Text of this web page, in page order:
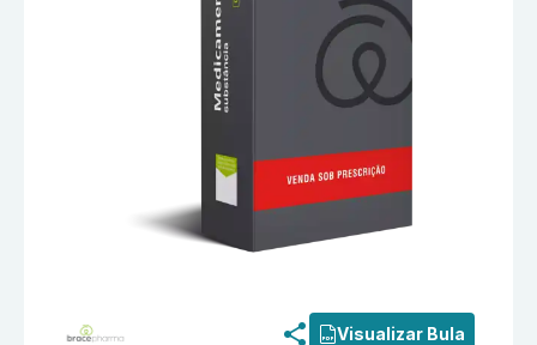
Visualizar Bula